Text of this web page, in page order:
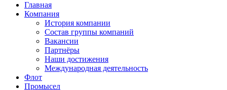
Главная
Компания
История компании
Состав группы компаний
Вакансии
Партнёры
Наши достижения
Международная деятельность
Флот
Промысел